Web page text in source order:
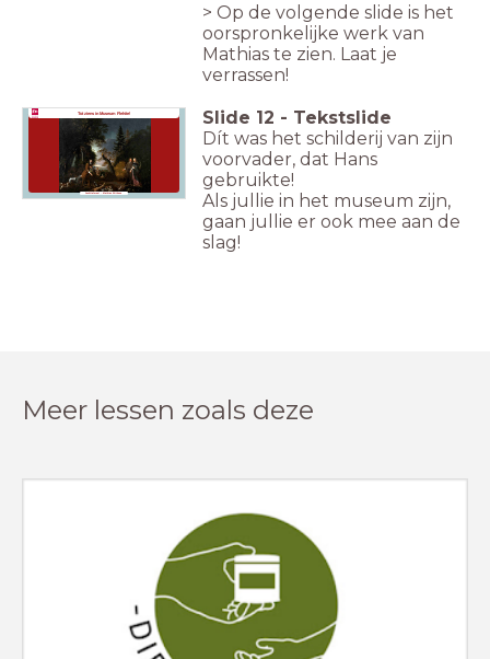
> Op de volgende slide is het
oorspronkelijke werk van
Mathias te zien. Laat je
verrassen!
Tot ziens in Museum Flehite!
Jachttafereel - Mathias Withoos
Slide 12 - Tekstslide
Dít was het schilderij van zijn
voorvader, dat Hans
gebruikte!
Als jullie in het museum zijn,
gaan jullie er ook mee aan de
slag!
Meer lessen zoals deze